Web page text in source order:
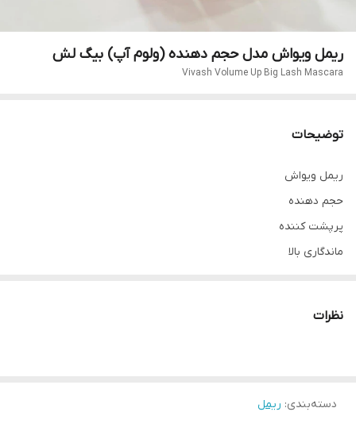
ریمل ویواش مدل حجم دهنده (ولوم آپ) بیگ لش
Vivash Volume Up Big Lash Mascara
توضیحات
ریمل ویواش
حجم دهنده
پرپشت کننده
ماندگاری بالا
نظرات
دسته‌بندی: ریمل